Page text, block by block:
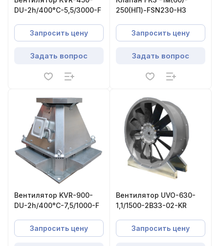
DU-2h/400°С-5,5/3000-F
Запросить цену
Задать вопрос
250(НП)-FSN230-НЗ
Запросить цену
Задать вопрос
Вентилятор KVR-900-
DU-2h/400°С-7,5/1000-F
Запросить цену
Вентилятор UVO-630-
1,1/1500-2В33-02-KR
Запросить цену